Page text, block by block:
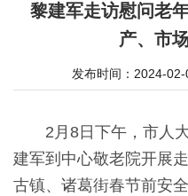
黎建军走访慰问老
产、市
发布时间：2024-
2月8日下午，市人
建军到中心敬老院开展
古镇、诸葛街春节前安